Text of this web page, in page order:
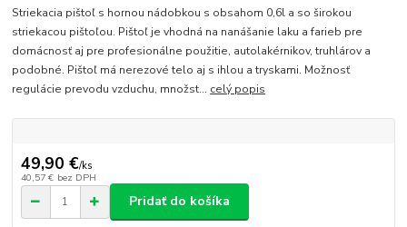
Striekacia pištoľ s hornou nádobkou s obsahom 0,6l a so širokou
striekacou pištoľou. Pištoľ je vhodná na nanášanie laku a farieb pre
domácnosť aj pre profesionálne použitie, autolakérnikov, truhlárov a
podobné. Pištoľ má nerezové telo aj s ihlou a tryskami. Možnosť
regulácie prevodu vzduchu, množst... celý popis
49,90 €/ks
40,57 € bez DPH
Pridať do košíka